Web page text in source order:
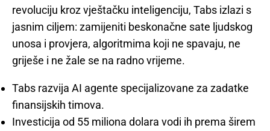
revoluciju kroz vještačku inteligenciju, Tabs izlazi s
jasnim ciljem: zamijeniti beskonačne sate ljudskog
unosa i provjera, algoritmima koji ne spavaju, ne
griješe i ne žale se na radno vrijeme.
Tabs razvija AI agente specijalizovane za zadatke
finansijskih timova.
Investicija od 55 miliona dolara vodi ih prema širem